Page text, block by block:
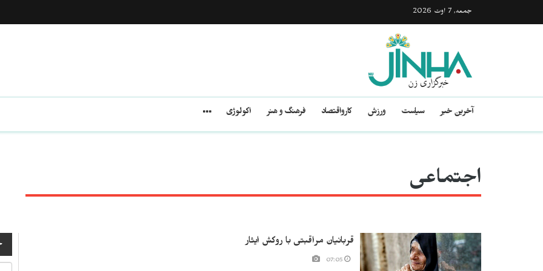
جمعه, 7 اوت 2026
آخرین خبر سیاست ورزش کارواقتصاد فرهنگ و هنر اکولوژی
اجتماعی
قربانیان مراقبتی با روکش ایثار